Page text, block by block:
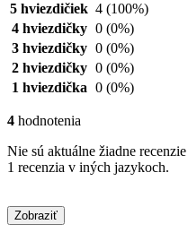
5 hviezdičiek 4 (100%)
4 hviezdičky 0 (0%)
3 hviezdičky 0 (0%)
2 hviezdičky 0 (0%)
1 hviezdička 0 (0%)
4 hodnotenia
Nie sú aktuálne žiadne
1 recenzia v iných jazykoch.
Zobraziť